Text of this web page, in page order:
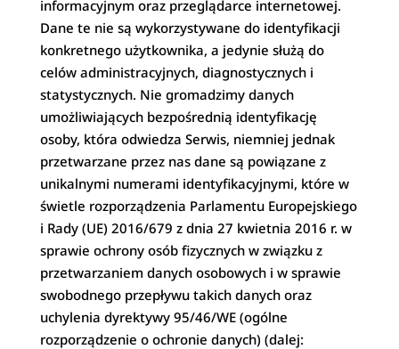
informacyjnym oraz przeglądarce internetowej.
Dane te nie są wykorzystywane do identyfikacji
konkretnego użytkownika, a jedynie służą do
celów administracyjnych, diagnostycznych i
statystycznych. Nie gromadzimy danych
umożliwiających bezpośrednią identyfikację
osoby, która odwiedza Serwis, niemniej jednak
przetwarzane przez nas dane są powiązane z
unikalnymi numerami identyfikacyjnymi, które w
świetle rozporządzenia Parlamentu Europejskiego
i Rady (UE) 2016/679 z dnia 27 kwietnia 2016 r. w
sprawie ochrony osób fizycznych w związku z
przetwarzaniem danych osobowych i w sprawie
swobodnego przepływu takich danych oraz
uchylenia dyrektywy 95/46/WE (ogólne
rozporządzenie o ochronie danych) (dalej: